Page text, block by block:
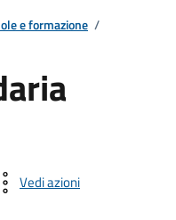
e formazione /
Vedi azioni